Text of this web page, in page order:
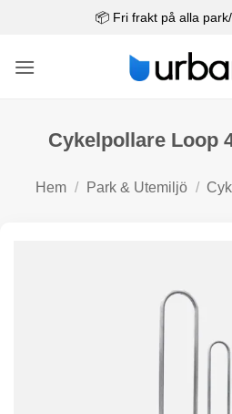
📦 Fri frakt på alla
Cykelpollare Loop
Hem / Park & Utemiljö /